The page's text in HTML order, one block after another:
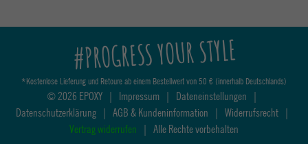
#PROGRESS YOUR STYLE
*Kostenlose Lieferung und Retoure ab einem Bestellwert von 50 € (innerhalb Deutschlands)
© 2026 EPOXY | Impressum | Dateneinstellungen |
Datenschutzerklärung | AGB & Kundeninformation | Widerrufsrecht |
Vertrag widerrufen | Alle Rechte vorbehalten